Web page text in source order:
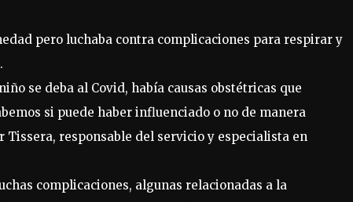
pero luchaba contra complicaciones para respirar y
se deba al Covid, había causas obstétricas que
si puede haber influenciado o no de manera
Tissera, responsable del servicio y especialista en
complicaciones, algunas relacionadas a la